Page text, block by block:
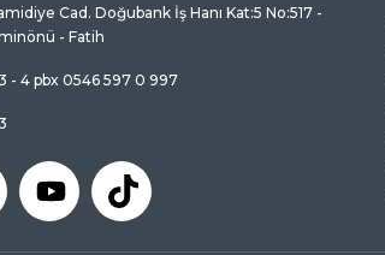
Cad. Doğubank İş Hanı Kat:5 No:517 -
- Fatih
- 4 pbx 0546 597 0 997